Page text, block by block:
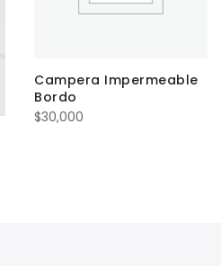
Campera Impermeable
Bordo
$30,000